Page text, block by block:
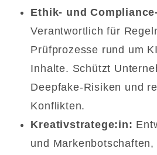
Ethik- und
Verantwortlich für
Prüfprozesse rund um
Inhalte. Schützt
Deepfake-Risiken und
Konflikten.
Kreativstratege:in:
und